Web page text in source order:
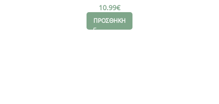
10.99€
ΠΡΟΣΘΗΚΗ